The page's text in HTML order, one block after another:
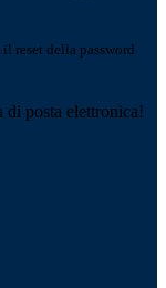
reset della password
di posta elettronica!